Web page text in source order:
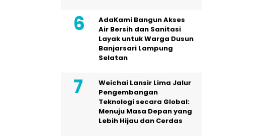
AdaKami Bangun Akses
Air Bersih dan Sanitasi
Layak untuk Warga Dusun
Banjarsari Lampung
Selatan
Weichai Lansir Lima Jalur
Pengembangan
Teknologi secara Global:
Menuju Masa Depan yang
Lebih Hijau dan Cerdas